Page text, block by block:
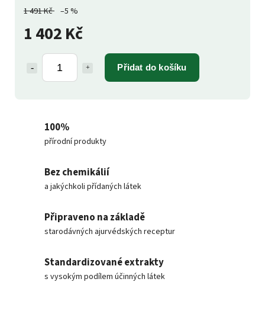
1 491 Kč –5 %
1 402 Kč
Přidat do košíku
100%
přírodní produkty
Bez chemikálií
a jakýchkoli přídaných látek
Připraveno na základě
starodávných ajurvédských receptur
Standardizované extrakty
s vysokým podílem účinných látek